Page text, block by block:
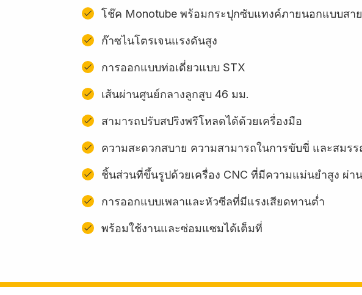
โช๊ค Monotube พร้อมกระปุกซับแทงค์ภายนอกแบบสา
ก๊าซไนโตรเจนแรงดันสูง
การออกแบบท่อเดี่ยวแบบ STX
เส้นผ่านศูนย์กลางลูกสูบ 46 มม.
สามารถปรับสปริงพรีโหลดได้ด้วยเครื่องมือ
ความสะดวกสบาย ความสามารถในการขับขี่ และสมร
ชิ้นส่วนที่ขึ้นรูปด้วยเครื่อง CNC ที่มีความแม่นยำสูง ผ่า
การออกแบบเพลาและหัวซีลที่มีแรงเสียดทานต่ำ
พร้อมใช้งานและซ่อมแซมได้เต็มที่